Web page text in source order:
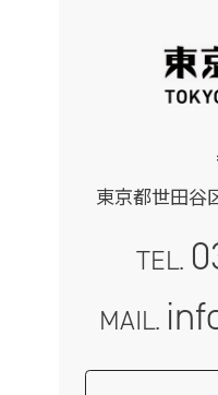
東京都世田谷
TEL.
MAIL.